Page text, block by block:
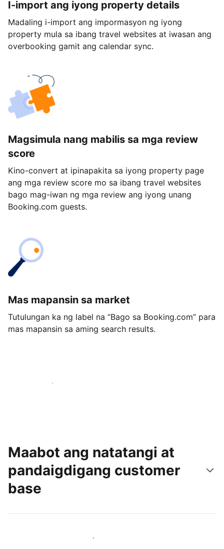
I-import ang iyong property details
Madaling i-import ang impormasyon ng iyong
property mula sa ibang travel websites at iwasan ang
overbooking gamit ang calendar sync.
Magsimula nang mabilis sa mga review
score
Kino-convert at ipinapakita sa iyong property page
ang mga review score mo sa ibang travel websites
bago mag-iwan ng mga review ang iyong unang
Booking.com guests.
Mas mapansin sa market
Tutulungan ka ng label na “Bago sa Booking.com” para
mas mapansin sa aming search results.
Magsimula ngayon
Maabot ang natatangi at
pandaigdigang customer
base
Makaabot ng mga bagong guest ngayon